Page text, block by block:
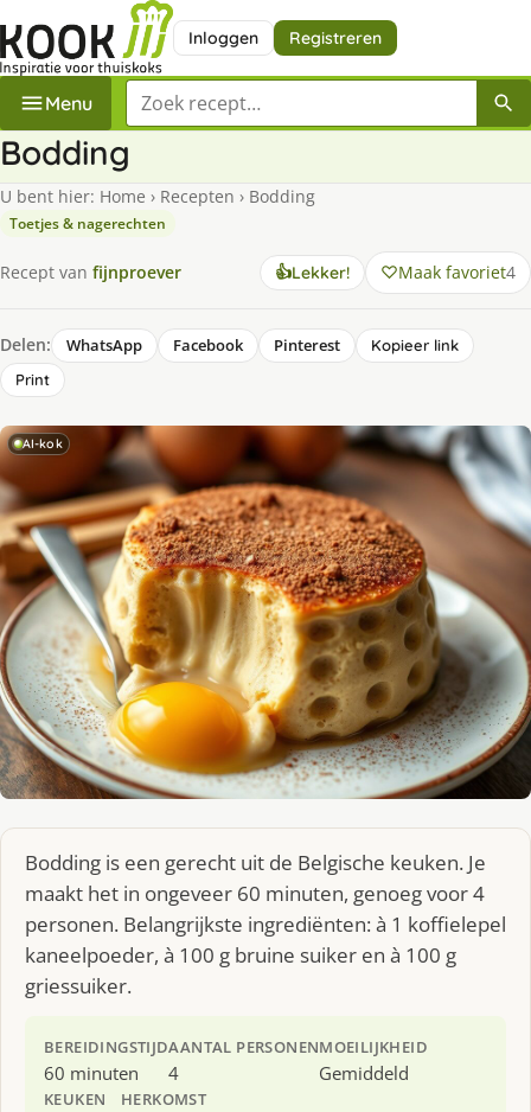
Inloggen Registreren
Menu Zoek een recept
Bodding
U bent hier: Home › Recepten › Bodding
Toetjes & nagerechten
Recept van fijnproever 👍Lekker! Maak favoriet4
Delen: WhatsApp Facebook Pinterest
Kopieer link
Print
AI-kok
Bodding is een gerecht uit de Belgische keuken. Je
maakt het in ongeveer 60 minuten, genoeg voor 4
personen. Belangrijkste ingrediënten: à 1 koffielepel
kaneelpoeder, à 100 g bruine suiker en à 100 g
griessuiker.
BEREIDINGSTIJD
60 minuten
AANTAL PERSONEN
4
MOEILIJKHEID
Gemiddeld
KEUKEN HERKOMST